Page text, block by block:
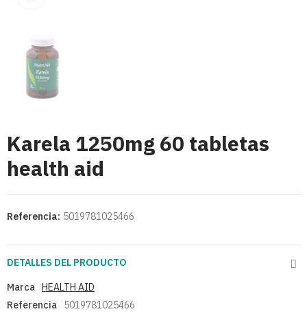
Karela 1250mg 60 tabletas
health aid
Referencia: 5019781025466
DETALLES DEL PRODUCTO
Marca HEALTH AID
Referencia
5019781025466